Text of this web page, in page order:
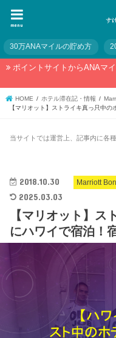
menu
30万ANAマイルの貯め方
ポイントサイトからANAマ
HOME ホテル滞在記・情報
【マリオット】ストライキ真っ只中
当サイトでは運営上、記事内に各
Marriott
2018.10.30
2025.03.03
【マリオット】ス
にハワイで宿泊！